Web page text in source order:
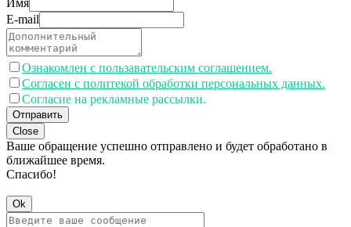
E-mail
Ознакомлен с пользавательским соглашением.
Согласен с политекой обработки персональных данных.
Согласие на рекламные рассылки.
Отправить
Close
Ваше обращение успешно отправлено и будет обработано в
ближайшее время.
Спасибо!
Ok